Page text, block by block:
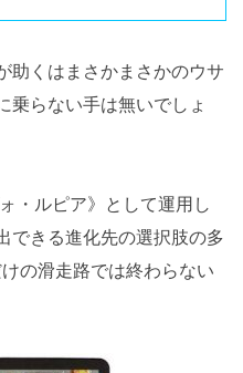
助くはまさかまさかのウサ
乗らない手は無いでしょ
・ルピア》として運用し
できる進化先の選択肢の多
の滑走路では終わらない